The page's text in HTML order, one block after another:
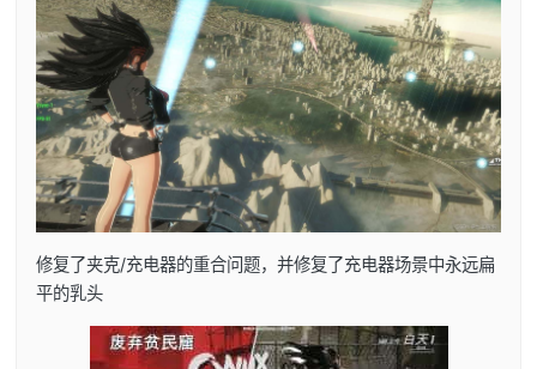
修复了夹克/充电器的重合问题，并修复了充电器场景中永远扁
平的乳头